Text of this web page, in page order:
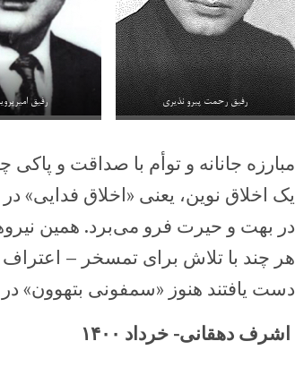
رفیق رحمت پیرو نذیری رفیق
مبارزه جانانه و توأم با صداقت و
یک اخلاق نوین، یعنی «اخلاق فدایی»
در بهت و حیرت فرو می‌برد. همین
هر چند با تلاش برای تمسخر – اعتراف
دست یافتند هنوز «سمفونی بتهوون»
اشرف دهقانی- خرداد ۱۴۰۰